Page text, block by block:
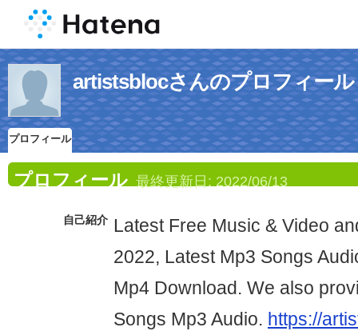
artistsblocさんのプロフィール
プロフィール
プロフィール 最終更新日: 2022/06/13
自己紹介 Latest Free Music & Video
2022, Latest Mp3 Songs
Mp4 Download. We also
Songs Mp3 Audio. https://